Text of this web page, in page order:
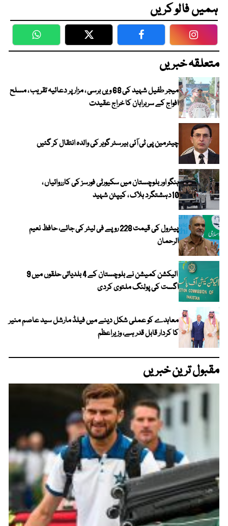
ہمیں فالو کریں
WhatsApp Twitter Facebook
متعلقہ خبریں
میجر طفیل شہید کی 68 ویں برسی ، مزار پر دعائیہ تقریب ، مسلح
افواج کے سربراہان کا خراج عقیدت
چیئرمین پی ٹی آئی بیرسٹر گوہر کی والدہ انتقال کر گئیں
ہنگو اور بلوچستان میں سکیورٹی فورسز کی کارروائیاں ،
10دہشتگرد ہلاک ، کیپٹن شہید
پیٹرول کی قیمت 228 روپے فی لیٹر کی جائے، حافظ نعیم
الرحمان
الیکشن کمیشن نے بلوچستان کے 4 بلدیاتی حلقوں میں 9
اگست کی پولنگ ملتوی کردی
معاہدے کو عملی شکل دینے میں فیلڈ مارشل سید عاصم منیر
کا کردار قابل قدر ہے، وزیراعظم
مقبول ترین خبریں